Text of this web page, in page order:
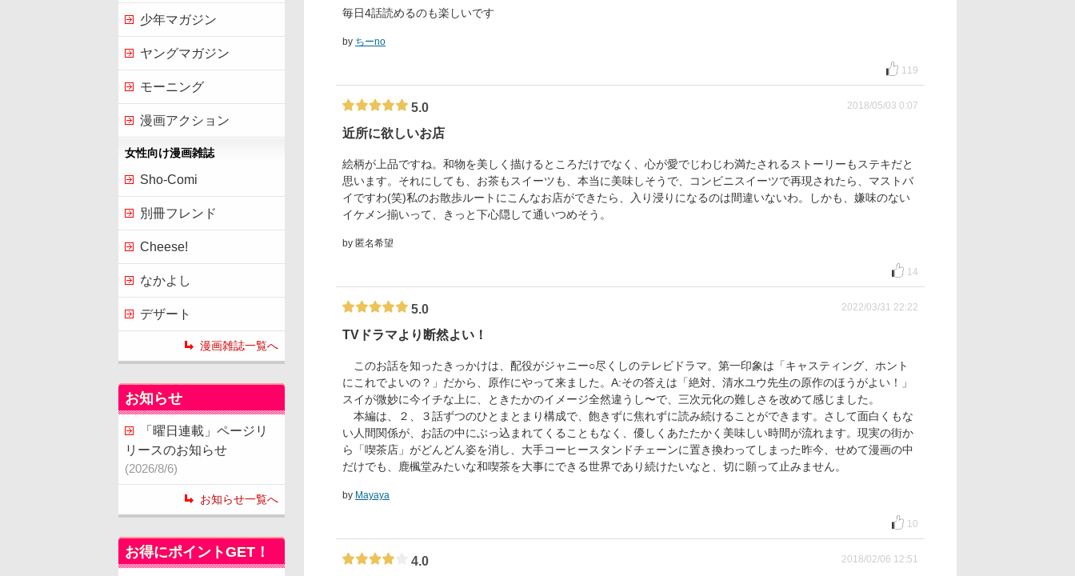
毎日4話読めるのも楽しいです
by ちーno
119
5.0 2018/05/03 0:07
近所に欲しいお店
絵柄が上品ですね。和物を美しく描けるところだけでなく、心が愛でじわじわ満たされるストーリーもステキだと
思います。それにしても、お茶もスイーツも、本当に美味しそうで、コンビニスイーツで再現されたら、マストバ
イですわ(笑)私のお散歩ルートにこんなお店ができたら、入り浸りになるのは間違いないわ。しかも、嫌味のない
イケメン揃いって、きっと下心隠して通いつめそう。
by 匿名希望
14
5.0 2022/03/31 22:22
TVドラマより断然よい！
このお話を知ったきっかけは、配役がジャニー○尽くしのテレビドラマ。第一印象は「キャスティング、ホント
にこれでよいの？」だから、原作にやって来ました。A:その答えは「絶対、清水ユウ先生の原作のほうがよい！」
スイが微妙に今イチな上に、ときたかのイメージ全然違うし〜で、三次元化の難しさを改めて感じました。
本編は、２、３話ずつのひとまとまり構成で、飽きずに焦れずに読み続けることができます。さして面白くもな
い人間関係が、お話の中にぶっ込まれてくることもなく、優しくあたたかく美味しい時間が流れます。現実の街か
ら「喫茶店」がどんどん姿を消し、大手コーヒースタンドチェーンに置き換わってしまった昨今、せめて漫画の中
だけでも、鹿楓堂みたいな和喫茶を大事にできる世界であり続けたいなと、切に願って止みません。
by Mayaya
10
4.0 2018/02/06 12:51
少年マガジン
ヤングマガジン
モーニング
漫画アクション
女性向け漫画雑誌
Sho-Comi
別冊フレンド
Cheese!
なかよし
デザート
漫画雑誌一覧へ
お知らせ
「曜日連載」ページリ
リースのお知らせ
(2026/8/6)
お知らせ一覧へ
お得にポイントGET！